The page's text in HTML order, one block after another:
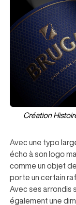
Création
Avec une typo
écho à son logo
comme un objet
porte un certain
Avec ses arrondis
également une